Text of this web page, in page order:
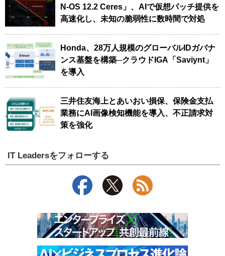
N-OS 12.2 Ceres」、AIで仮想パッチ提供を
高速化し、未知の脆弱性に数時間で対処
Honda、28万人規模のグローバルIDガバナ
ンス基盤を構築─クラウドIGA「Saviynt」
を導入
三井住友海上とあいおい損保、保険金支払
業務にAI画像検知機能を導入、不正請求対
策を強化
IT Leadersをフォローする